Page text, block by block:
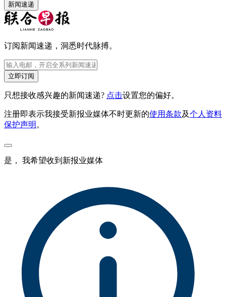
新闻速递
订阅新闻速递，洞悉时代脉搏。
立即订阅
只想接收感兴趣的新闻速递? 点击设置您的偏好。
注册即表示我接受新报业媒体不时更新的使用条款及个人资料
保护声明 。
是， 我希望收到新报业媒体